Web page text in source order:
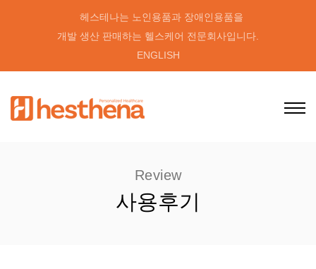
헤스테나는 노인용품과 장애인용품을
개발 생산 판매하는 헬스케어 전문회사입니다.
ENGLISH
Review
사용후기